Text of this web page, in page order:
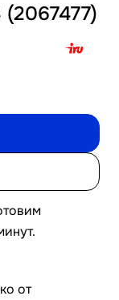
(2067477)
от